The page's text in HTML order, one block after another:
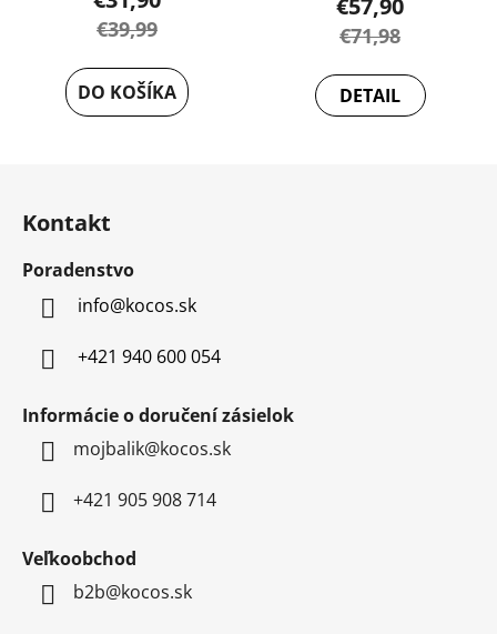
€39,99
DO KOŠÍKA
€71,98
DETAIL
Kontakt
Poradenstvo
info@kocos.sk
+421 940 600 054
Informácie o doručení zásielok
mojbalik@kocos.sk
+421 905 908 714
Veľkoobchod
b2b@kocos.sk